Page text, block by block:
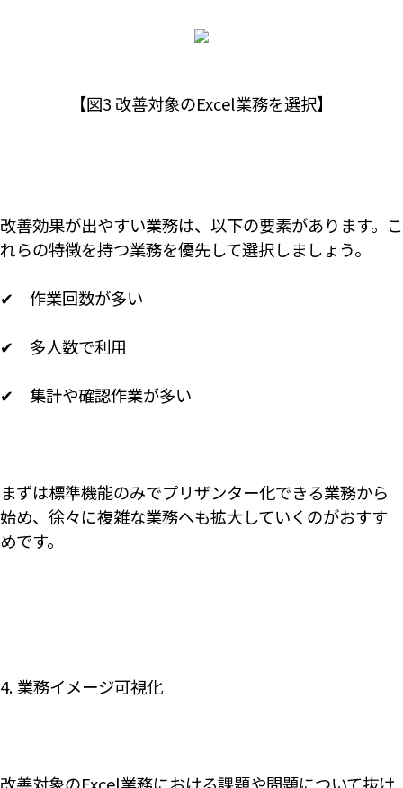
【図3 改善対象のExcel業務を選択】
改善効果が出やすい業務は、以下の要素があります。こ
れらの特徴を持つ業務を優先して選択しましょう。
✔ 作業回数が多い
✔ 多人数で利用
✔ 集計や確認作業が多い
まずは標準機能のみでプリザンター化できる業務から
始め、徐々に複雑な業務へも拡大していくのがおすす
めです。
4. 業務イメージ可視化